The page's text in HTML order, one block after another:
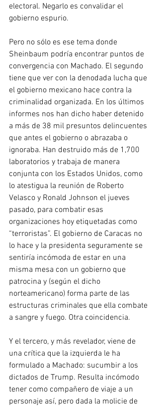
electoral. Negarlo es convalidar el
gobierno espurio.
Pero no sólo es ese tema donde
Sheinbaum podría encontrar puntos de
convergencia con Machado. El segundo
tiene que ver con la denodada lucha que
el gobierno mexicano hace contra la
criminalidad organizada. En los últimos
informes nos han dicho haber detenido
a más de 38 mil presuntos delincuentes
que antes el gobierno o abrazaba o
ignoraba. Han destruido más de 1,700
laboratorios y trabaja de manera
conjunta con los Estados Unidos, como
lo atestigua la reunión de Roberto
Velasco y Ronald Johnson el jueves
pasado, para combatir esas
organizaciones hoy etiquetadas como
“terroristas”. El gobierno de Caracas no
lo hace y la presidenta seguramente se
sentiría incómoda de estar en una
misma mesa con un gobierno que
patrocina y (según el dicho
norteamericano) forma parte de las
estructuras criminales que ella combate
a sangre y fuego. Otra coincidencia.
Y el tercero, y más revelador, viene de
una crítica que la izquierda le ha
formulado a Machado: sucumbir a los
dictados de Trump. Resulta incómodo
tener como compañero de viaje a un
personaje así, pero dada la molicie de